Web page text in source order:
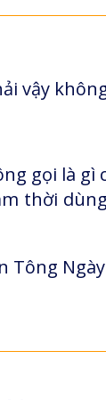
vậy
gọi là gì
thời
Tông